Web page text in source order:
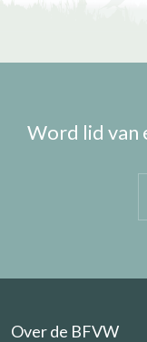
Word lid van
Over de BFVW